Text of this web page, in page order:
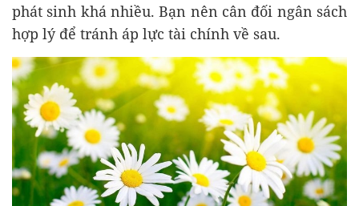
phát sinh khá nhiều. Bạn nên cân đối ngân sách
hợp lý để tránh áp lực tài chính về sau.